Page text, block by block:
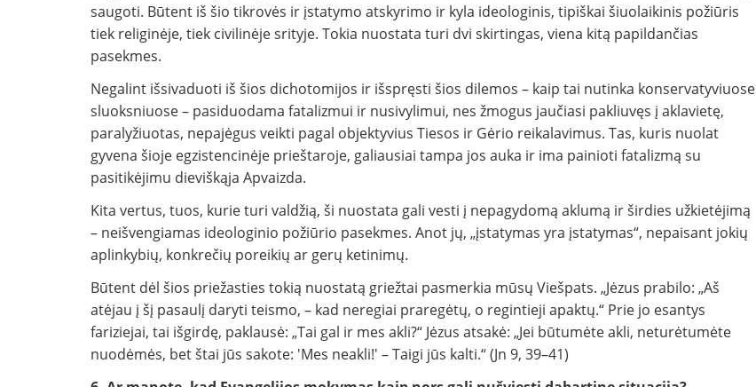
saugoti. Būtent iš šio tikrovės ir įstatymo atskyrimo ir kyla ideologinis, tipiškai šiuolaikinis požiūris
tiek religinėje, tiek civilinėje srityje. Tokia nuostata turi dvi skirtingas, viena kitą papildančias
pasekmes.
Negalint išsivaduoti iš šios dichotomijos ir išspręsti šios dilemos – kaip tai nutinka konservatyviuose
sluoksniuose – pasiduodama fatalizmui ir nusivylimui, nes žmogus jaučiasi pakliuvęs į aklavietę,
paralyžiuotas, nepajėgus veikti pagal objektyvius Tiesos ir Gėrio reikalavimus. Tas, kuris nuolat
gyvena šioje egzistencinėje prieštaroje, galiausiai tampa jos auka ir ima painioti fatalizmą su
pasitikėjimu dieviškąja Apvaizda.
Kita vertus, tuos, kurie turi valdžią, ši nuostata gali vesti į nepagydomą aklumą ir širdies užkietėjimą
– neišvengiamas ideologinio požiūrio pasekmes. Anot jų, „įstatymas yra įstatymas“, nepaisant jokių
aplinkybių, konkrečių poreikių ar gerų ketinimų.
Būtent dėl šios priežasties tokią nuostatą griežtai pasmerkia mūsų Viešpats. „Jėzus prabilo: „Aš
atėjau į šį pasaulį daryti teismo, – kad neregiai praregėtų, o regintieji apaktų.“ Prie jo esantys
fariziejai, tai išgirdę, paklausė: „Tai gal ir mes akli?“ Jėzus atsakė: „Jei būtumėte akli, neturėtumėte
nuodėmės, bet štai jūs sakote: 'Mes neakli!' – Taigi jūs kalti.“ (Jn 9, 39–41)